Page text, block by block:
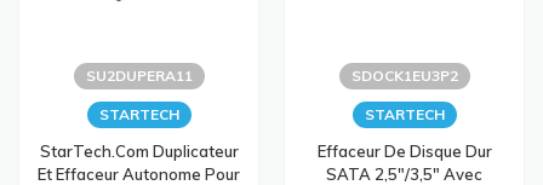
SU2DUPERA11
STARTECH
StarTech.com Duplicateur
Et Effaceur Autonome Pour
SDOCK1EU3P2
STARTECH
Effaceur De Disque Dur
SATA 2,5"/3,5" Avec